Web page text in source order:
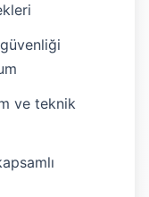
ve teknik